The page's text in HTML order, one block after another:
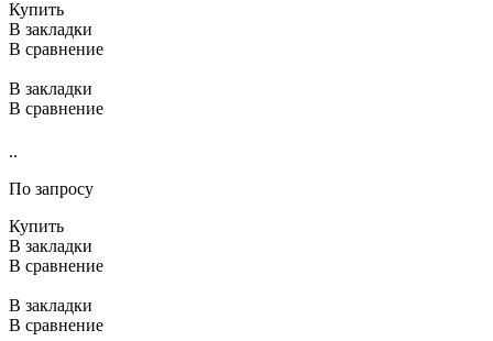
Купить
В закладки
В сравнение
В закладки
В сравнение
..
По запросу
Купить
В закладки
В сравнение
В закладки
В сравнение